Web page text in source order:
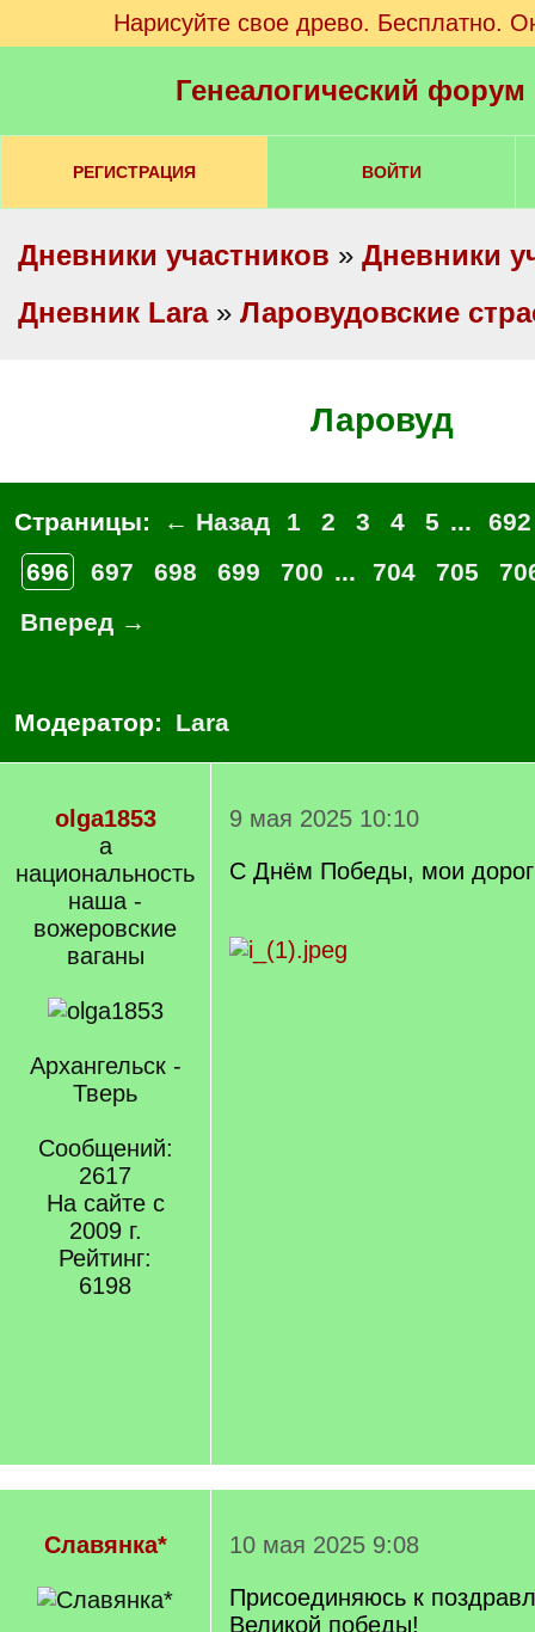
Нарисуйте свое древо. Бесплатно.
Генеалогический
РЕГИСТРАЦИЯ ВОЙТИ
Дневники участников » Дневники
Дневник Lara» Ларовудовские
Ларовуд
Страницы: ← Назад 1 2 3 4 5 ...
692
696
697 698 699 700 ... 704 705
Вперед →
Модератор: Lara
olga1853
а
национальность
наша -
вожеровские
ваганы
Архангельск -
Тверь
Сообщений:
2617
На сайте с
2009 г.
Рейтинг:
6198
9 мая 2025 10:10
С Днём Победы, мои
Славянка*
10 мая 2025 9:08
Присоединяюсь к
Великой победы!